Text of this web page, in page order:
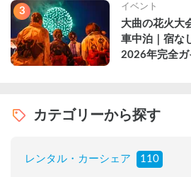
3 イベント
大曲の花火大
車中泊｜宿な
2026年完全ガ
カテゴリーから探す
レンタル・カーシェア 110